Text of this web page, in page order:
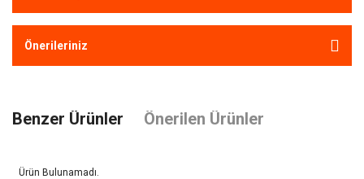
Önerileriniz
Benzer Ürünler Önerilen Ürünler
Ürün Bulunamadı.